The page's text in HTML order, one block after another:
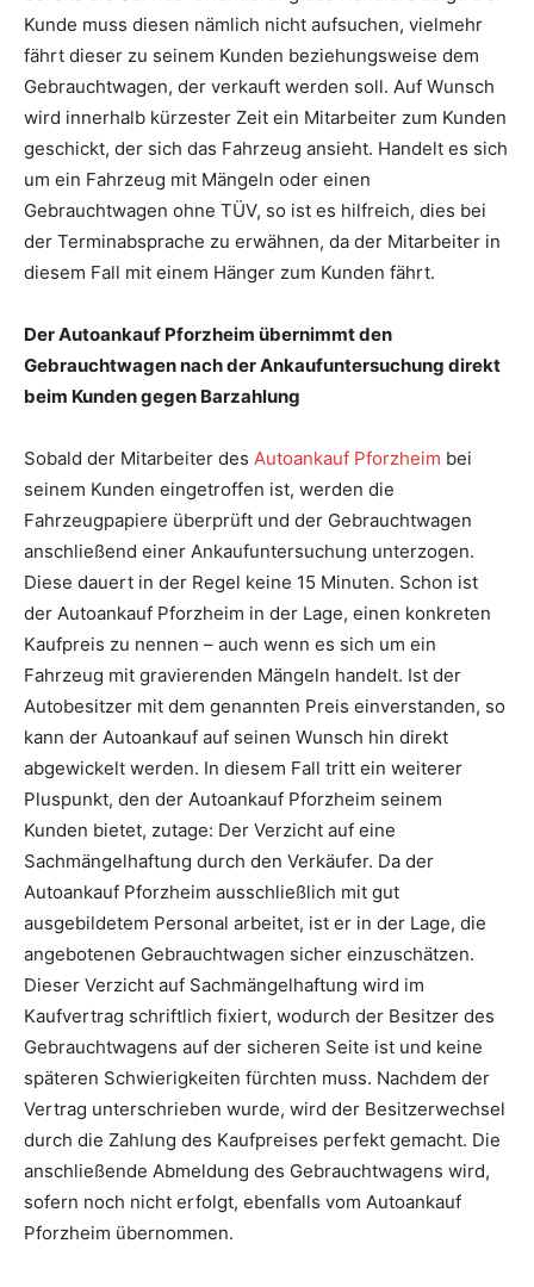
Kunde muss diesen nämlich nicht aufsuchen, vielmehr
fährt dieser zu seinem Kunden beziehungsweise dem
Gebrauchtwagen, der verkauft werden soll. Auf Wunsch
wird innerhalb kürzester Zeit ein Mitarbeiter zum Kunden
geschickt, der sich das Fahrzeug ansieht. Handelt es sich
um ein Fahrzeug mit Mängeln oder einen
Gebrauchtwagen ohne TÜV, so ist es hilfreich, dies bei
der Terminabsprache zu erwähnen, da der Mitarbeiter in
diesem Fall mit einem Hänger zum Kunden fährt.
Der Autoankauf Pforzheim übernimmt den
Gebrauchtwagen nach der Ankaufuntersuchung direkt
beim Kunden gegen Barzahlung
Sobald der Mitarbeiter des Autoankauf Pforzheim bei
seinem Kunden eingetroffen ist, werden die
Fahrzeugpapiere überprüft und der Gebrauchtwagen
anschließend einer Ankaufuntersuchung unterzogen.
Diese dauert in der Regel keine 15 Minuten. Schon ist
der Autoankauf Pforzheim in der Lage, einen konkreten
Kaufpreis zu nennen – auch wenn es sich um ein
Fahrzeug mit gravierenden Mängeln handelt. Ist der
Autobesitzer mit dem genannten Preis einverstanden, so
kann der Autoankauf auf seinen Wunsch hin direkt
abgewickelt werden. In diesem Fall tritt ein weiterer
Pluspunkt, den der Autoankauf Pforzheim seinem
Kunden bietet, zutage: Der Verzicht auf eine
Sachmängelhaftung durch den Verkäufer. Da der
Autoankauf Pforzheim ausschließlich mit gut
ausgebildetem Personal arbeitet, ist er in der Lage, die
angebotenen Gebrauchtwagen sicher einzuschätzen.
Dieser Verzicht auf Sachmängelhaftung wird im
Kaufvertrag schriftlich fixiert, wodurch der Besitzer des
Gebrauchtwagens auf der sicheren Seite ist und keine
späteren Schwierigkeiten fürchten muss. Nachdem der
Vertrag unterschrieben wurde, wird der Besitzerwechsel
durch die Zahlung des Kaufpreises perfekt gemacht. Die
anschließende Abmeldung des Gebrauchtwagens wird,
sofern noch nicht erfolgt, ebenfalls vom Autoankauf
Pforzheim übernommen.